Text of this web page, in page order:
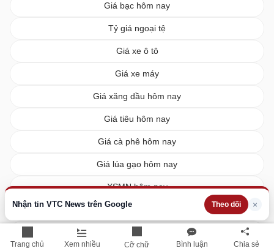
Trang chủ Xem nhiều Cỡ chữ Bình luận Chia sẻ
Nhận tin VTC News trên Google Theo dõi ×
Giá bạc hôm nay
Tỷ giá ngoại tệ
Giá xe ô tô
Giá xe máy
Giá xăng dầu hôm nay
Giá tiêu hôm nay
Giá cà phê hôm nay
Giá lúa gạo hôm nay
XSMN hôm nay
XSMB hôm nay